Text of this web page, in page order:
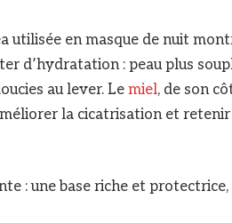
utilisée en masque de nuit
d’hydratation : peau plus
au lever. Le miel, de son
la cicatrisation et
: une base riche et